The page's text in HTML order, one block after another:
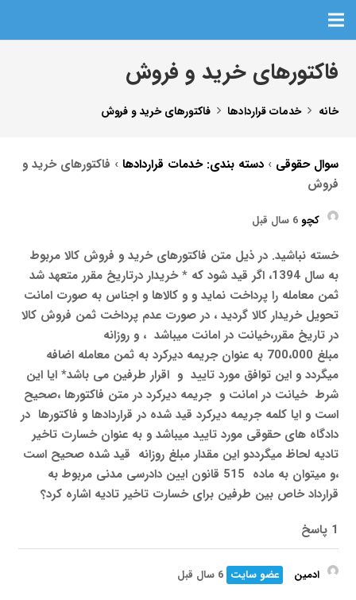
فاکتورهای خرید و فروش
خانه خدمات قراردادها فاکتورهای خرید و فروش
سوال حقوقی ›دسته بندی: خدمات قراردادها › فاکتورهای خرید و
فروش
کچو 6 سال قبل
خسته نباشید. در ذیل متن فاکتورهای خرید و فروش کالا مربوط
به سال 1394، اگر قید شود که * خریدار درتاریخ مقرر متعهد شد
ثمن معامله را پرداخت نماید و و کالاها و اجناس به صورت امانت
تحویل خریدار کالا گردید ، در صورت عدم پرداخت ثمن فروش کالا
در تاریخ مقرر،خیانت در امانت میباشد ، و روزانه
مبلغ 700،000 به عنوان جریمه دیرکرد به ثمن معامله اضافه
میگردد و این توافق مورد تایید و اقرار طرفین می باشد* ایا این
شرطخیانت در امانتوجریمه دیرکرد در متن فاکتورها،صحیح
است و ایا کلمه جریمه دیرکرد قید شده در قراردادها و فاکتورها در
دادگاه های حقوقی مورد تایید میباشد و به عنوان خسارت تاخیر
تادیه لحاظ میگرددو این مقدار مبلغ روزانه قید شده صحیح است
،و میتوان به ماده 515 قانون ایین دادرسی مدنی مربوط به
قرارداد خاص بین طرفین برای خسارت تاخیر تادیه اشاره کرد؟
1 پاسخ
ادمین عضو سایت 6 سال قبل